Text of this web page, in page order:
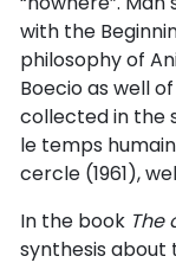
with the
philosophy of
Boecio as well
collected in the
le temps
cercle (1961),
In the book The
synthesis about